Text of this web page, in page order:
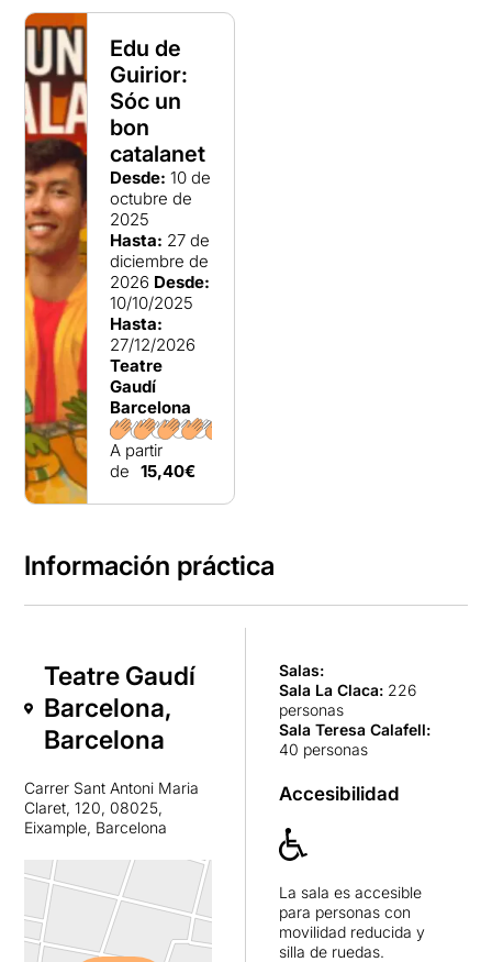
Edu de
Guirior:
Sóc un
bon
catalanet
Desde: 10 de
octubre de
2025
Hasta: 27 de
diciembre de
2026 Desde:
10/10/2025
Hasta:
27/12/2026
Teatre
Gaudí
Barcelona
A partir
de 15,40€
Información práctica
Teatre Gaudí
Barcelona,
Barcelona
Carrer Sant Antoni Maria
Claret, 120, 08025,
Eixample, Barcelona
Salas:
Sala La Claca: 226
personas
Sala Teresa Calafell:
40 personas
Accesibilidad
La sala es accesible
para personas con
movilidad reducida y
silla de ruedas.